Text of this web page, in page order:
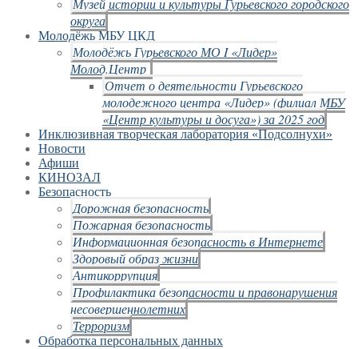
Музей истории и культуры Гурьевского городского
округа
Молодёжь МБУ ЦКД
Молодёжь Гурьевского МО I «Лидер»
Молод.Центр
Отчет о деятельности Гурьевского
молодежного центра «Лидер» (филиал МБУ
«Центр культуры и досуга») за 2025 год
Инклюзивная творческая лаборатория «Подсолнухи»
Новости
Афиши
КИНОЗАЛ
Безопасность
Дорожная безопасность
Пожарная безопасность
Информационная безопасность в Интернете
Здоровый образ жизни
Антикоррупция
Профилактика безопасности и правонарушения
несовершеннолетних
Терроризм
Обработка персональных данных